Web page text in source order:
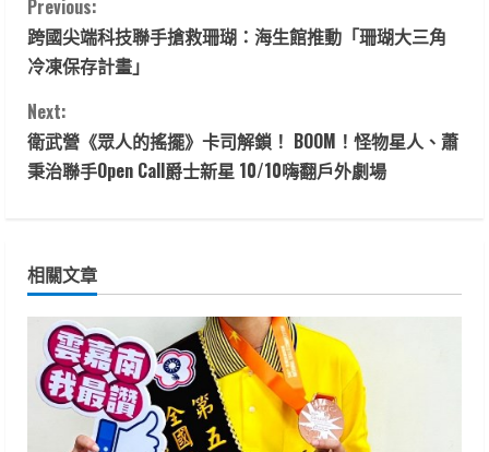
C
o
n
t
u
R
Previous:
跨國尖端科技聯手搶救珊瑚：海生館推動「珊瑚大三角
冷凍保存計畫」
Next:
衛武營《眾人的搖擺》卡司解鎖！ BOOM！怪物星人、蕭
秉治聯手Open Call爵士新星 10/10嗨翻戶外劇場
相關文章